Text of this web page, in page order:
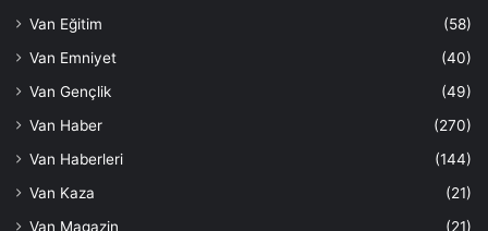
Van Eğitim
(58)
Van Emniyet
(40)
Van Gençlik
(49)
Van Haber
(270)
Van Haberleri
(144)
Van Kaza
(21)
Van Magazin
(21)